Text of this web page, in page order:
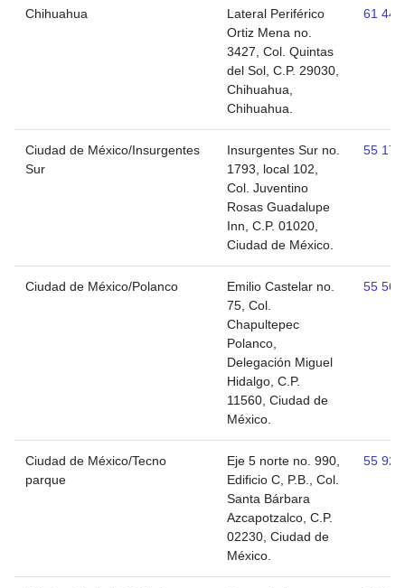
Chihuahua
Lateral Periférico
Ortiz Mena no.
3427, Col. Quintas
del Sol, C.P. 29030,
Chihuahua,
Chihuahua.
61
Ciudad de México/Insurgentes
Sur
Insurgentes Sur no.
1793, local 102,
Col. Juventino
Rosas Guadalupe
Inn, C.P. 01020,
Ciudad de México.
55
Ciudad de México/Polanco
Emilio Castelar no.
75, Col.
Chapultepec
Polanco,
Delegación Miguel
Hidalgo, C.P.
11560, Ciudad de
México.
55
Ciudad de México/Tecno
parque
Eje 5 norte no. 990,
Edificio C, P.B., Col.
Santa Bárbara
Azcapotzalco, C.P.
02230, Ciudad de
México.
55